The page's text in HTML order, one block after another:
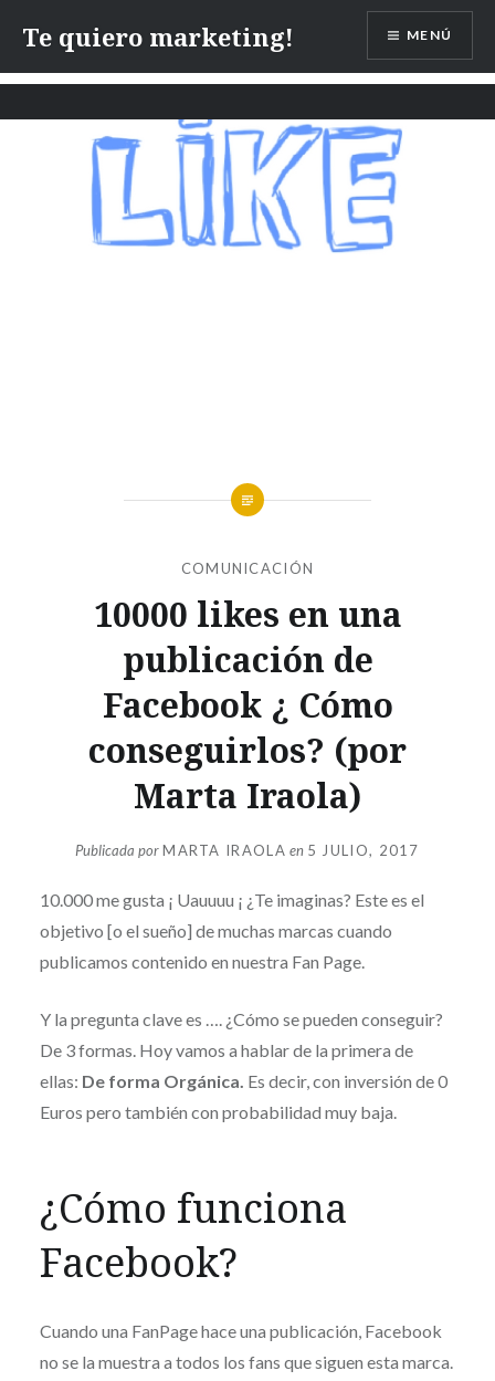
Te quiero marketing! MENÚ
COMUNICACIÓN
10000 likes en una
publicación de
Facebook ¿ Cómo
conseguirlos? (por
Marta Iraola)
Publicada porMARTA IRAOLA en 5 JULIO, 2017
10.000 me gusta ¡ Uauuuu ¡ ¿Te imaginas? Este es el
objetivo [o el sueño] de muchas marcas cuando
publicamos contenido en nuestra Fan Page.
Y la pregunta clave es …. ¿Cómo se pueden conseguir?
De 3 formas. Hoy vamos a hablar de la primera de
ellas: De forma Orgánica. Es decir, con inversión de 0
Euros pero también con probabilidad muy baja.
¿Cómo funciona
Facebook?
Cuando una FanPage hace una publicación, Facebook
no se la muestra a todos los fans que siguen esta marca.